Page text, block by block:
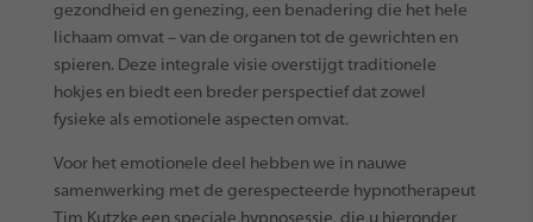
gezondheid en genezing, een benadering die het hele
lichaam omvat – van de organen tot de gewrichten en
spieren. Deze integrale visie overstijgt traditionele
hokjes en biedt een breder perspectief dat zowel
fysieke als emotionele aspecten omvat.
Voor het emotionele deel hebben we in nauwe
samenwerking met de gerespecteerde hypnotherapeut